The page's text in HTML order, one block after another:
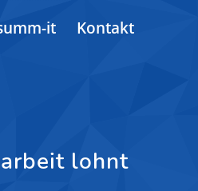
it Kontakt
lohnt